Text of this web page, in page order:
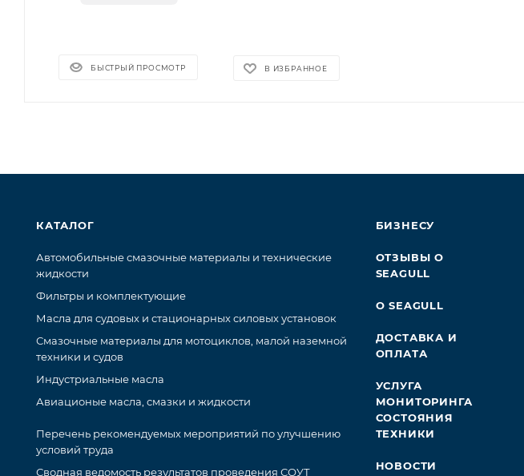
БЫСТРЫЙ ПРОСМОТР В ИЗБРАННОЕ
КАТАЛОГ
Автомобильные смазочные материалы и технические
жидкости
Фильтры и комплектующие
Масла для судовых и стационарных силовых установок
Смазочные материалы для мотоциклов, малой наземной
техники и судов
Индустриальные масла
Авиационые масла, смазки и жидкости
Перечень рекомендуемых мероприятий по улучшению
условий труда
Сводная ведомость результатов проведения СОУТ
БИЗНЕСУ
ОТЗЫВЫ О
SEAGULL
О SEAGULL
ДОСТАВКА И
ОПЛАТА
УСЛУГА
МОНИТОРИНГА
СОСТОЯНИЯ
ТЕХНИКИ
НОВОСТИ